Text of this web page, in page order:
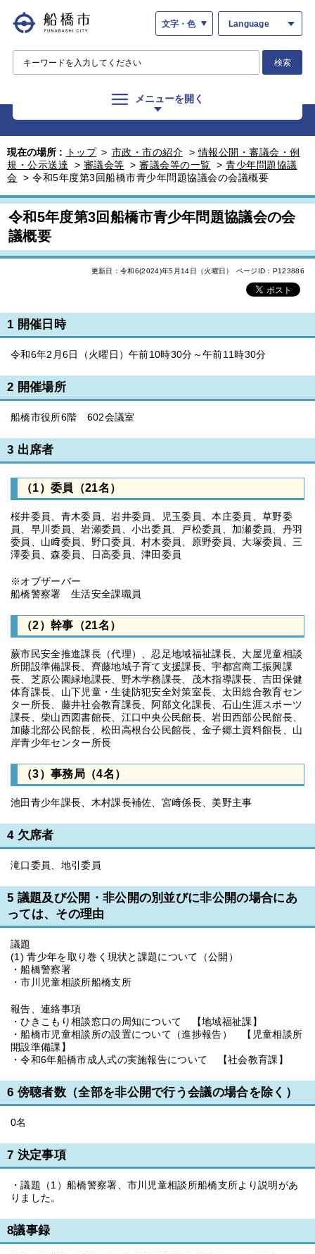
文字・色 Language
検索
メニューを開く
現在の場所 : トップ > 市政・市の紹介 >情報公開・審議会・例
規・公示送達
> 審議会等 > 審議会等の一覧 > 青少年問題協議
会 > 令和5年度第3回船橋市青少年問題協議会の会議概要
令和5年度第3回船橋市青少年問題協議会の会
議概要
更新日：令和6(2024)年5月14日（火曜日） ページID：P123886
1 開催日時
令和6年2月6日（火曜日）午前10時30分～午前11時30分
2 開催場所
船橋市役所6階 602会議室
3 出席者
（1）委員（21名）
桜井委員、青木委員、岩井委員、児玉委員、本庄委員、草野委
員、早川委員、岩瀬委員、小出委員、戸松委員、加瀬委員、丹羽
委員、山﨑委員、野口委員、村木委員、原野委員、大塚委員、三
澤委員、森委員、日高委員、津田委員
※オブザーバー
船橋警察署 生活安全課職員
（2）幹事（21名）
蕨市民安全推進課長（代理）、忍足地域福祉課長、大屋児童相談
所開設準備課長、齊藤地域子育て支援課長、宇都宮商工振興課
長、芝原公園緑地課長、野木学務課長、茂木指導課長、吉田保健
体育課長、山下児童・生徒防犯安全対策室長、太田総合教育セン
ター所長、藤井社会教育課長、阿部文化課長、石山生涯スポーツ
課長、柴山西図書館長、江口中央公民館長、岩田西部公民館長、
加藤北部公民館長、松田高根台公民館長、金子郷土資料館長、山
岸青少年センター所長
（3）事務局（4名）
池田青少年課長、木村課長補佐、宮﨑係長、美野主事
4 欠席者
滝口委員、地引委員
5 議題及び公開・非公開の別並びに非公開の場合にあ
っては、その理由
議題
(1) 青少年を取り巻く現状と課題について（公開）
・船橋警察署
・市川児童相談所船橋支所
報告、連絡事項
・ひきこもり相談窓口の周知について 【地域福祉課】
・船橋市児童相談所の設置について（進捗報告） 【児童相談所
開設準備課】
・令和6年船橋市成人式の実施報告について 【社会教育課】
6 傍聴者数（全部を非公開で行う会議の場合を除く）
0名
7 決定事項
・議題（1）船橋警察署、市川児童相談所船橋支所より説明があ
りました。
8議事録